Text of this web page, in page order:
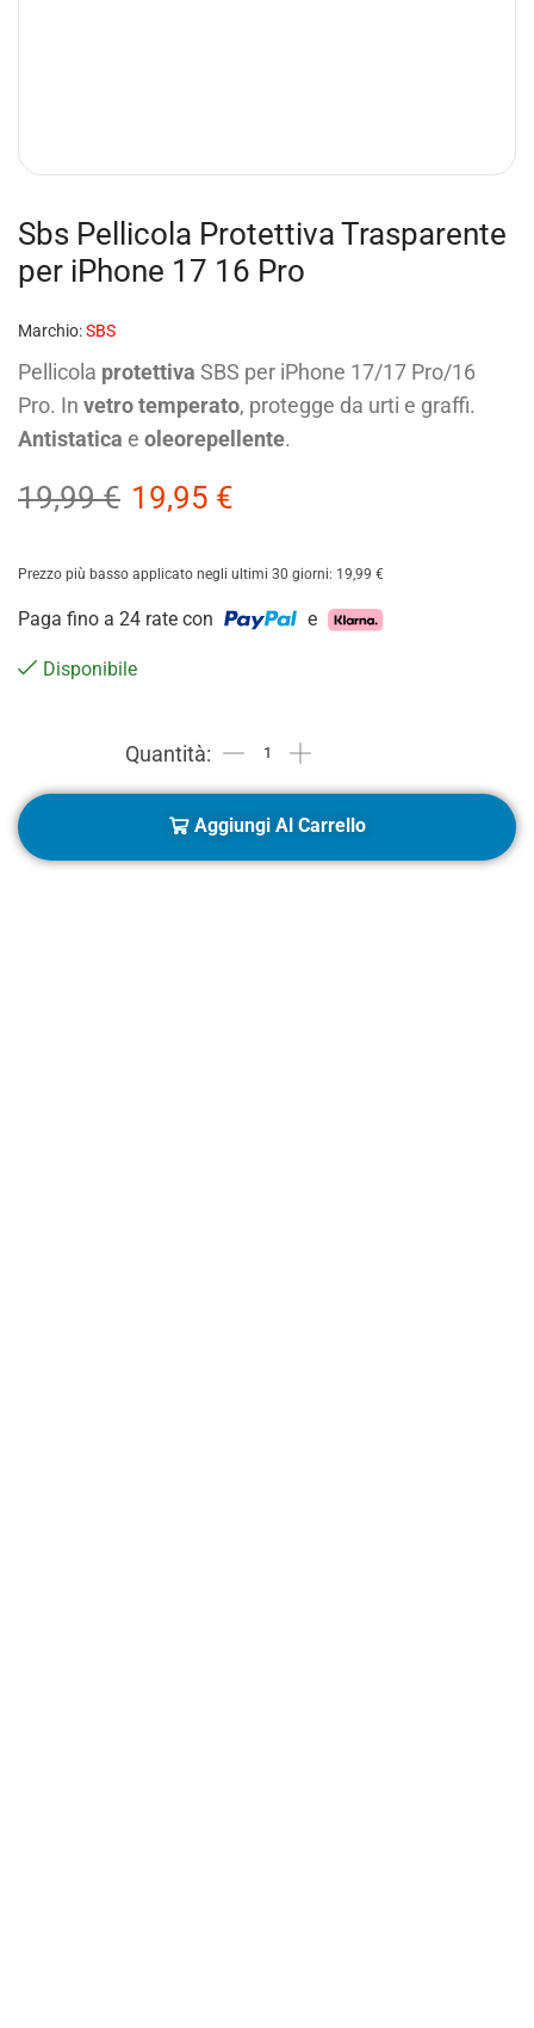
Sbs Pellicola Protettiva Trasparente
per iPhone 17 16 Pro
Marchio:SBS
Pellicola protettiva SBS per iPhone 17/17 Pro/16
Pro. In vetro temperato, protegge da urti e graffi.
Antistatica e oleorepellente.
19,99€ 19,95 €
Prezzo più basso applicato negli ultimi 30 giorni: 19,99 €
Paga fino a 24 rate con e
Disponibile
Aggiungi Al Carrello